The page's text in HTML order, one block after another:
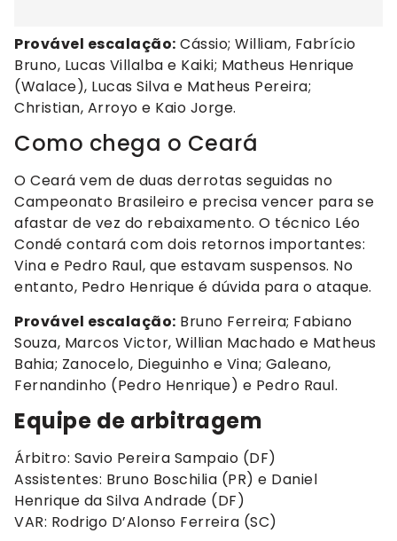
Provável escalação: Cássio; William, Fabrício
Bruno, Lucas Villalba e Kaiki; Matheus Henrique
(Walace), Lucas Silva e Matheus Pereira;
Christian, Arroyo e Kaio Jorge.
Como chega o Ceará
O Ceará vem de duas derrotas seguidas no
Campeonato Brasileiro e precisa vencer para se
afastar de vez do rebaixamento. O técnico Léo
Condé contará com dois retornos importantes:
Vina e Pedro Raul, que estavam suspensos. No
entanto, Pedro Henrique é dúvida para o ataque.
Provável escalação: Bruno Ferreira; Fabiano
Souza, Marcos Victor, Willian Machado e Matheus
Bahia; Zanocelo, Dieguinho e Vina; Galeano,
Fernandinho (Pedro Henrique) e Pedro Raul.
Equipe de arbitragem
Árbitro: Savio Pereira Sampaio (DF)
Assistentes: Bruno Boschilia (PR) e Daniel
Henrique da Silva Andrade (DF)
VAR: Rodrigo D’Alonso Ferreira (SC)